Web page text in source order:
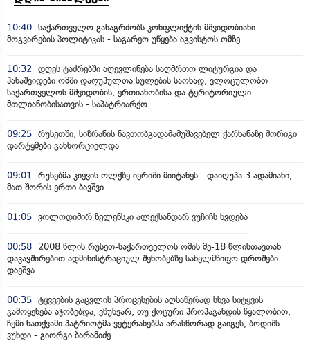
10:40 საქართველო განაგრძობს კონფლიქტის მშვიდობიანი
მოგვარების პოლიტიკას - საგარეო უწყება აგვისტოს ომზე
10:32
დღეს ტაძრებში აღევლინება საღმრთო ლიტურგია და
პანაშვიდები ომში დაღუპულთა სულების საოხად, ვლოცულობთ
საქართველოს მშვიდობის, ერთიანობისა და ტერიტორიული
მთლიანობისათვის - საპატრიარქო
09:25 რუსეთში, სიზრანის ნავთობგადამამუშავებელ ქარხანაზე მორიგი
დარტყმები განხორციელდა
09:01
რუსებმა კიევის ოლქზე იერიში მიიტანეს - დაიღუპა 3 ადამიანი,
მათ შორის ერთი ბავშვი
01:05 ვოლოდიმირ ზელენსკი ალექსანდარ ვუჩიჩს ხვდება
00:58
2008 წლის რუსეთ-საქართველოს ომის მე-18 წლისთავთან
დაკავშირებით ადმინისტრაციულ შენობებზე სახელმწიფო დროშები
დაეშვა
00:35 ტყვეების გაცვლის პროცესების აღსაწერად სხვა სიტყვის
გამოყენება აჯობებდა, ვწუხვარ, თუ ქოცური პროპაგანდის წყალობით,
ჩემი ნათქვამი პატრიოტმა ვეტერანებმა არასწორად გაიგეს, ბოდიშს
ვუხდი - გიორგი ბარამიძე